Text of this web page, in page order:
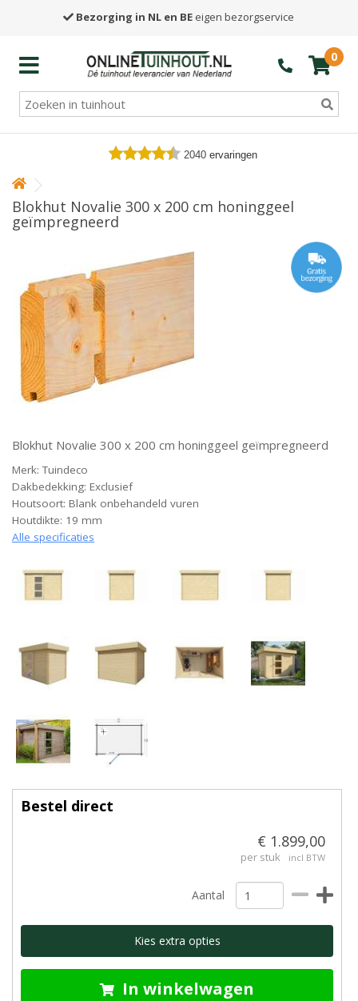
Bezorging in NL en BE eigen bezorgservice
0
2040 ervaringen
Blokhut Novalie 300 x 200 cm honinggeel
geïmpregneerd
Blokhut Novalie 300 x 200 cm honinggeel geïmpregneerd
Merk: Tuindeco
Dakbedekking: Exclusief
Houtsoort: Blank onbehandeld vuren
Houtdikte: 19 mm
Alle specificaties
Bestel direct
€ 1.899,00
per stuk incl BTW
Aantal
Kies extra opties
In winkelwagen